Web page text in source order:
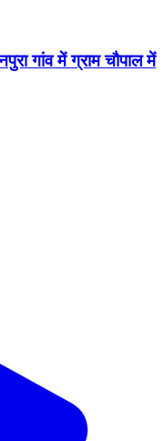
गांव में ग्राम चौपाल में